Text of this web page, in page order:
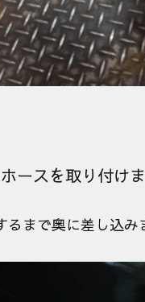
ースを取り付けま
まで奥に差し込み